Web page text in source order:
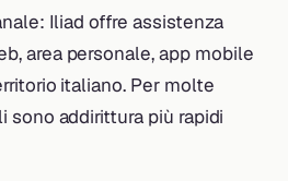
Iliad offre assistenza
area personale, app mobile
italiano. Per molte
sono addirittura più rapidi